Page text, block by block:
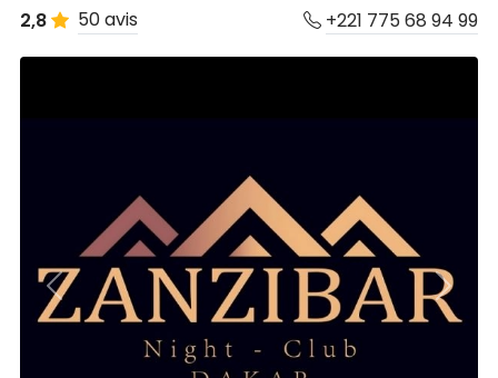
2,8 50 avis +221 775 68 94 99
Previous Next